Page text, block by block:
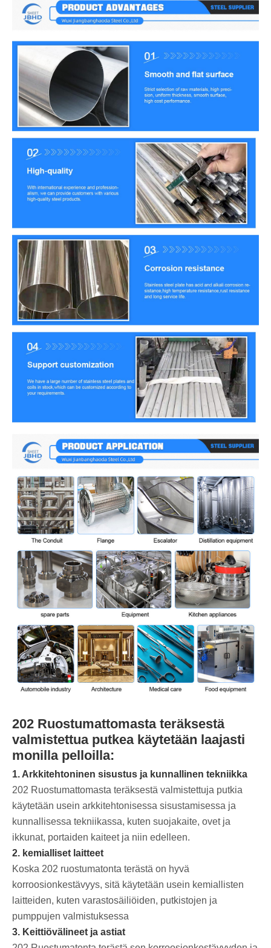
202 Ruostumattomasta teräksestä
valmistettua putkea käytetään laajasti
monilla pelloilla:
‌1. Arkkitehtoninen sisustus ja kunnallinen tekniikka ‌
202 Ruostumattomasta teräksestä valmistettuja putkia
käytetään usein arkkitehtonisessa sisustamisessa ja
kunnallisessa tekniikassa, kuten suojakaite, ovet ja
ikkunat, portaiden kaiteet ja niin edelleen.
2. kemialliset laitteet
Koska 202 ruostumatonta terästä on hyvä
korroosionkestävyys, sitä käytetään usein kemiallisten
laitteiden, kuten varastosäiliöiden, putkistojen ja
pumppujen valmistuksessa
‌3. Keittiövälineet ja astiat